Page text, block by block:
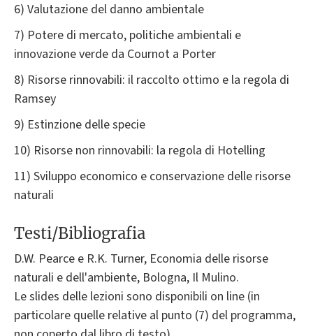
6) Valutazione del danno ambientale
7) Potere di mercato, politiche ambientali e
innovazione verde da Cournot a Porter
8) Risorse rinnovabili: il raccolto ottimo e la regola di
Ramsey
9) Estinzione delle specie
10) Risorse non rinnovabili: la regola di Hotelling
11) Sviluppo economico e conservazione delle risorse
naturali
Testi/Bibliografia
D.W. Pearce e R.K. Turner, Economia delle risorse
naturali e dell'ambiente, Bologna, Il Mulino.
Le slides delle lezioni sono disponibili on line (in
particolare quelle relative al punto (7) del programma,